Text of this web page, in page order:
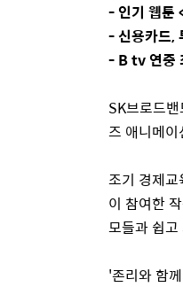
- 인기 웹툰
-신용카드,
- B tv 연중
SK브로드밴
즈 애니메이
조기 경제
이 참여한
모들과 쉽
'존리와 함